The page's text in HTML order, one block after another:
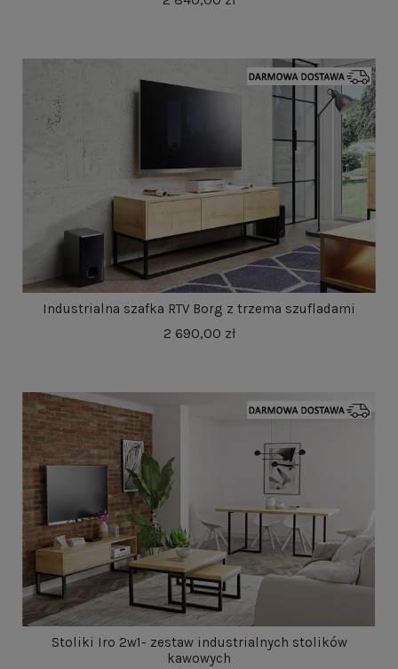
Industrialna szafka RTV Borg z trzema szufladami
2 690,00 zł
Stoliki Iro 2w1- zestaw industrialnych stolików
kawowych